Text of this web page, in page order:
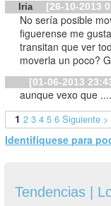
Iria [26-10-2013
No sería posible
figuerense me
transitan que ver todo el
moverla un poco?
[01-06-2013
aunque vexo que
1 2 3 4 5 6 Siguiente >
Identifíquese para
Tendencias |